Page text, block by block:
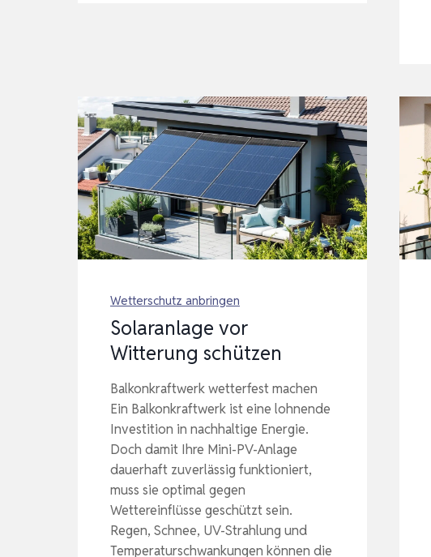
Wetterschutz anbringen
Solaranlage vor
Witterung schützen
Balkonkraftwerk wetterfest machen
Ein Balkonkraftwerk ist eine lohnende
Investition in nachhaltige Energie.
Doch damit Ihre Mini-PV-Anlage
dauerhaft zuverlässig funktioniert,
muss sie optimal gegen
Wettereinflüsse geschützt sein.
Regen, Schnee, UV-Strahlung und
Temperaturschwankungen können die